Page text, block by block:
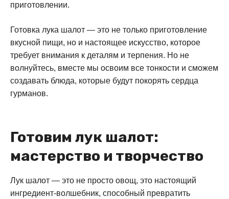
приготовлении.
Готовка лука шалот — это не только приготовление
вкусной пищи, но и настоящее искусство, которое
требует внимания к деталям и терпения. Но не
волнуйтесь, вместе мы освоим все тонкости и сможем
создавать блюда, которые будут покорять сердца
гурманов.
Готовим лук шалот:
мастерство и творчество
Лук шалот — это не просто овощ, это настоящий
ингредиент-волшебник, способный превратить